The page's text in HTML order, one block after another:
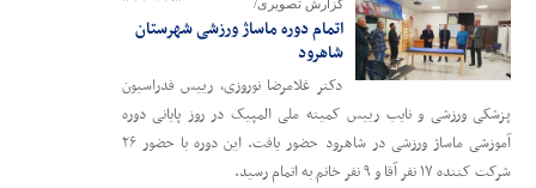
گزارش تصویری/
اتمام دوره ماساژ ورزشی شهرستان
شاهرود
دکتر غلامرضا نوروزی، رییس فدراسیون
پزشکی ورزشی و نایب رییس کمیته ملی المپیک در روز پایانی دوره
آموزشی ماساژ ورزشی در شاهرود حضور یافت. این دوره با حضور ۲۶
شرکت کننده ۱۷ نفر آقا و ۹ نفر خانم به اتمام رسید.